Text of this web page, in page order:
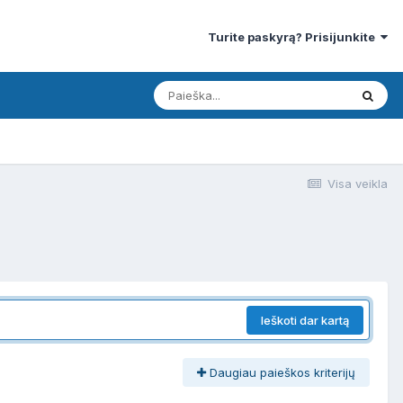
Turite paskyrą? Prisijunkite
Visa veikla
Ieškoti dar kartą
Daugiau paieškos kriterijų